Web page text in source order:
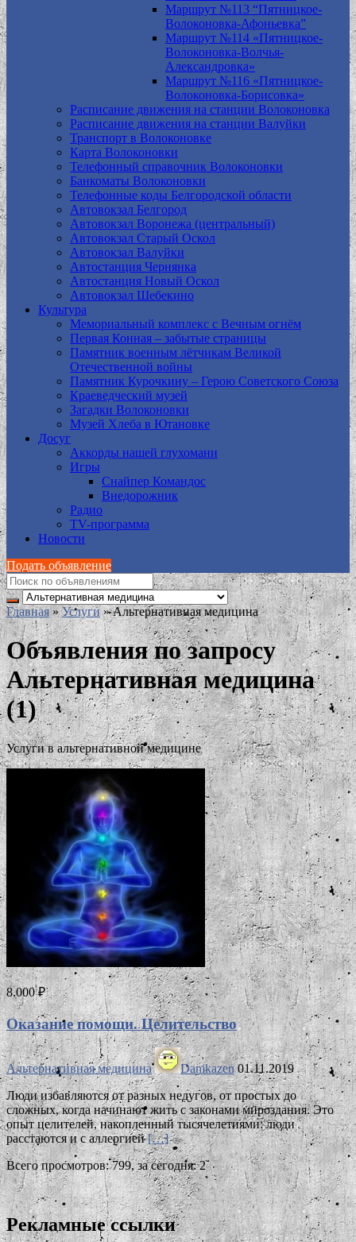
Маршрут №113 “Пятницкое-
Волоконовка-Афоньевка”
Маршрут №114 «Пятницкое-
Волоконовка-Волчья-
Александровка»
Маршрут №116 «Пятницкое-
Волоконовка-Борисовка»
Расписание движения на станции Волоконовка
Расписание движения на станции Валуйки
Транспорт в Волоконовке
Карта Волоконовки
Телефонный справочник Волоконовки
Банкоматы Волоконовки
Телефонные коды Белгородской области
Автовокзал Белгород
Автовокзал Воронежа (центральный)
Автовокзал Старый Оскол
Автовокзал Валуйки
Автостанция Чернянка
Автостанция Новый Оскол
Автовокзал Шебекино
Культура
Мемориальный комплекс с Вечным огнём
Первая Конная – забытые страницы
Памятник военным лётчикам Великой
Отечественной войны
Памятник Курочкину – Герою Советского Союза
Краеведческий музей
Загадки Волоконовки
Музей Хлеба в Ютановке
Досуг
Аккорды нашей глухомани
Игры
Снайпер Командос
Внедорожник
Радио
TV-программа
Новости
Подать объявление
Главная » Услуги » Альтернативная медицина
Объявления по запросу
Альтернативная медицина
(1)
Услуги в альтернативной медицине
8.000 ₽
Оказание помощи. Целительство
Альтернативная медицина Danikazen 01.11.2019
Люди избавляются от разных недугов, от простых до
сложных, когда начинают жить с законами мироздания. Это
опыт целителей, накопленный тысячелетиями: люди
расстаются и с аллергией[…]
Всего просмотров: 799, за сегодня: 2
Рекламные ссылки